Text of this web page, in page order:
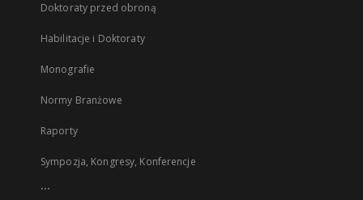
Doktoraty przed obroną
Habilitacje i Doktoraty
Monografie
Normy Branżowe
Raporty
Sympozja, Kongresy, Konferencje
...